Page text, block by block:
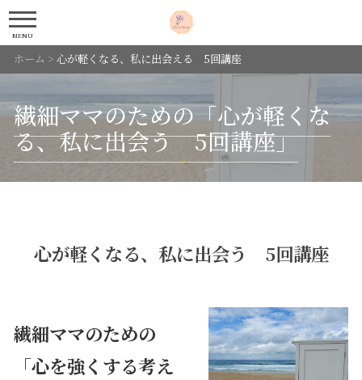
MENU
ホーム > 心が軽くなる、私に出会える 5回講座
繊細ママのための「心が軽くな
る、私に出会う 5回講座」
心が軽くなる、私に出会う 5回講座
繊細ママのための
「心を強くする考え